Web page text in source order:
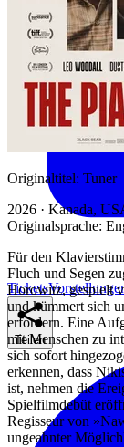
Tickets
Teilen
Originaltitel: Tuner
2026 · Kanada,
Originalsprache:
Für den
Fluch und Segen
Horowitz, gespielt
und kümmert sich
erfordern. Eine
mit Menschen zu
sich sofort
erkennen, dass
ist, nehmen die
Spielfilmdebüt
Regisseur von
ungeahnter